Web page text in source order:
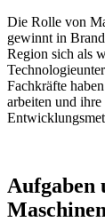
Die Rolle von
gewinnt in
Region sich als
Fachkräfte
arbeiten und
Aufgaben